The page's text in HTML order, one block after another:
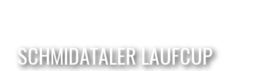
SCHMIDATALER LAUFCUP